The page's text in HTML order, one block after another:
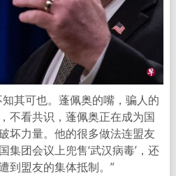
其可也。蓬佩奥的嘴，骗人的
不看共识，蓬佩奥正在成为国
坏力量。他的很多做法连盟友
集团会议上兜售‘武汉病毒’，还
到盟友的集体抵制。”